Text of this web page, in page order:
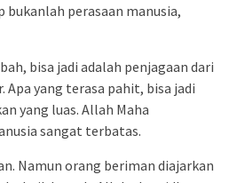
bukanlah perasaan manusia,
bisa jadi adalah penjagaan dari
Apa yang terasa pahit, bisa jadi
yang luas. Allah Maha
sangat terbatas.
Namun orang beriman diajarkan